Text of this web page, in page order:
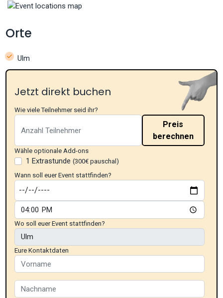
Orte
Ulm
Jetzt direkt buchen
Wie viele Teilnehmer seid ihr?
Preis
berechnen
Wähle optionale Add-ons
1 Extrastunde (300€ pauschal)
Wann soll euer Event stattfinden?
Wo soll euer Event stattfinden?
Eure Kontaktdaten